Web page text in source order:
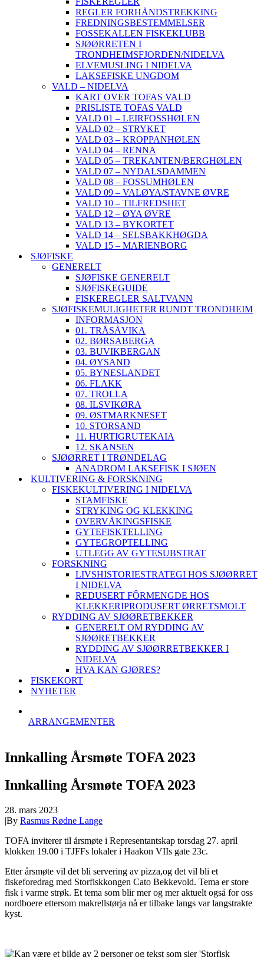
REGLER FORHÅNDSTREKKING
FREDNINGSBESTEMMELSER
FOSSEKALLEN FISKEKLUBB
SJØØRRETEN I
TRONDHEIMSFJORDEN/NIDELVA
ELVEMUSLING I NIDELVA
LAKSEFISKE UNGDOM
VALD – NIDELVA
KART OVER TOFAS VALD
PRISLISTE TOFAS VALD
VALD 01 – LEIRFOSSHØLEN
VALD 02 – STRYKET
VALD 03 – KROPPANHØLEN
VALD 04 – RENNA
VALD 05 – TREKANTEN/BERGHØLEN
VALD 07 – NYDALSDAMMEN
VALD 08 – FOSSUMHØLEN
VALD 09 – VALØYA/STAVNE ØVRE
VALD 10 – TILFREDSHET
VALD 12 – ØYA ØVRE
VALD 13 – BYKORTET
VALD 14 – SELSBAKKHØGDA
VALD 15 – MARIENBORG
SJØFISKE
GENERELT
SJØFISKE GENERELT
SJØFISKEGUIDE
FISKEREGLER SALTVANN
SJØFISKEMULIGHETER RUNDT TRONDHEIM
INFORMASJON
01. TRÅSÅVIKA
02. BØRSABERGA
03. BUVIKBERGAN
04. ØYSAND
05. BYNESLANDET
06. FLAKK
07. TROLLA
08. ILSVIKØRA
09. ØSTMARKNESET
10. STORSAND
11. HURTIGRUTEKAIA
12. SKANSEN
SJØØRRET I TRØNDELAG
ANADROM LAKSEFISK I SJØEN
KULTIVERING & FORSKNING
FISKEKULTIVERING I NIDELVA
STAMFISKE
STRYKING OG KLEKKING
OVERVÅKINGSFISKE
GYTEFISKTELLING
GYTEGROPTELLING
UTLEGG AV GYTESUBSTRAT
FORSKNING
LIVSHISTORIESTRATEGI HOS SJØØRRET
I NIDELVA
REDUSERT FÔRMENGDE HOS
KLEKKERIPRODUSERT ØRRETSMOLT
RYDDING AV SJØØRETBEKKER
GENERELT OM RYDDING AV
SJØØRETBEKKER
RYDDING AV SJØØRRETBEKKER I
NIDELVA
HVA KAN GJØRES?
FISKEKORT
NYHETER
ARRANGEMENTER
Innkalling Årsmøte TOFA 2023
Innkalling Årsmøte TOFA 2023
28. mars 2023
|By Rasmus Rødne Lange
TOFA inviterer til årsmøte i Representantskap torsdag 27. april
klokken 19.00 i TJFFs lokaler i Haakon VIIs gate 23c.
Etter årsmøte vil det bli servering av pizza,og det vil bli et
fiskeforedrag med Storfiskkongen Cato Bekkevold. Tema er store
fisk i varme strøk. Et tema som blir mer og mer aktuelt også for oss
nordboere ettersom makrellstørja nå er tilbake langs var langstrakte
kyst.